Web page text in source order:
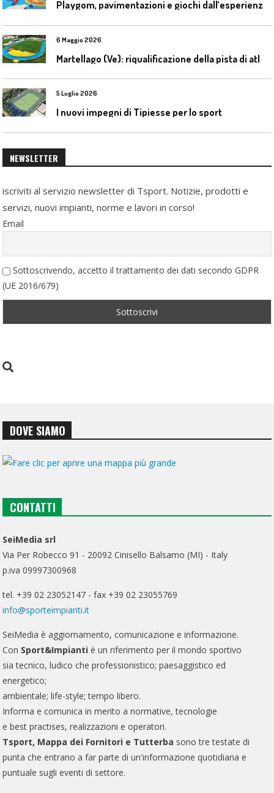
6 Maggio 2026
5 Luglio 2026
I nuovi impegni di Tipiesse per lo sport
NEWSLETTER
iscriviti al servizio newsletter di Tsport. Notizie, prodotti e
servizi, nuovi impianti, norme e lavori in corso!
Email
Sottoscrivendo, accetto il trattamento dei dati secondo GDPR
(UE 2016/679)
DOVE SIAMO
CONTATTI
SeiMedia srl
Via Per Robecco 91 - 20092 Cinisello Balsamo (MI) - Italy
p.iva 09997300968
tel. +39 02 23052147 - fax +39 02 23055769
info@sporteimpianti.it
SeiMedia è aggiornamento, comunicazione e informazione.
Con Sport&Impianti è un riferimento per il mondo sportivo
sia tecnico, ludico che professionistico; paesaggistico ed
energetico;
ambientale; life-style; tempo libero.
Informa e comunica in merito a normative, tecnologie
e best practises, realizzazioni e operatori.
Tsport, Mappa dei Fornitori e Tutterba sono tre testate di
punta che entrano a far parte di un'informazione quotidiana e
puntuale sugli eventi di settore.